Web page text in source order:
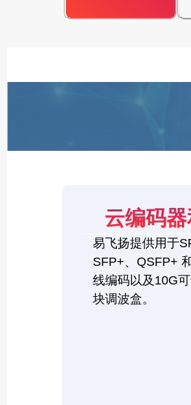
云编码
易飞扬提供用于
SFP+、QSFP+
线编码以及10G
块调波盒。